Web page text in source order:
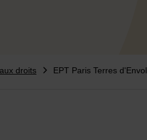
droits EPT Paris Terres d'Envol